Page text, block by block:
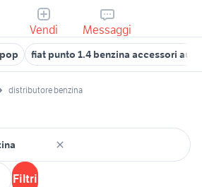
Vendi Messaggi
fiat punto 1.4 benzina accessori auto
distributore benzina
Filtri